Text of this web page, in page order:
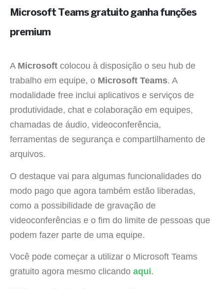
Microsoft Teams gratuito ganha funções
premium
A Microsoft colocou à disposição o seu hub de
trabalho em equipe, o Microsoft Teams. A
modalidade free inclui aplicativos e serviços de
produtividade, chat e colaboração em equipes,
chamadas de áudio, videoconferência,
ferramentas de segurança e compartilhamento de
arquivos.
O destaque vai para algumas funcionalidades do
modo pago que agora também estão liberadas,
como a possibilidade de gravação de
videoconferências e o fim do limite de pessoas que
podem fazer parte de uma equipe.
Você pode começar a utilizar o Microsoft Teams
gratuito agora mesmo clicando aqui.